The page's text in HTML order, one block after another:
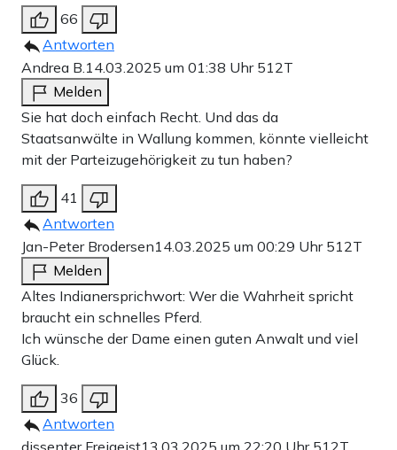
66
Antworten
Andrea B.14.03.2025 um 01:38 Uhr 512T
Melden
Sie hat doch einfach Recht. Und das da
Staatsanwälte in Wallung kommen, könnte vielleicht
mit der Parteizugehörigkeit zu tun haben?
41
Antworten
Jan-Peter Brodersen14.03.2025 um 00:29 Uhr 512T
Melden
Altes Indianersprichwort: Wer die Wahrheit spricht
braucht ein schnelles Pferd.
Ich wünsche der Dame einen guten Anwalt und viel
Glück.
36
Antworten